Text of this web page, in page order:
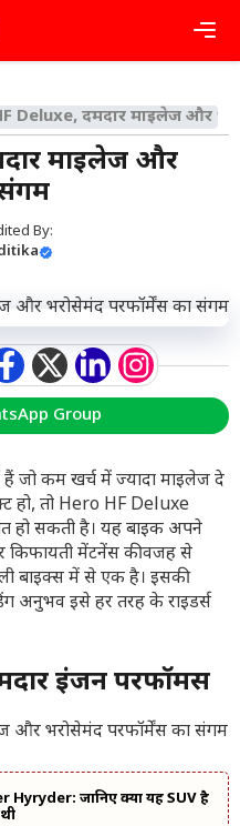
Deluxe, दमदार माइलेज और
माइलेज और
By:
Group
जो कम खर्च में ज्यादा माइलेज दे
हो, तो Hero HF Deluxe
हो सकती है। यह बाइक अपने
किफायती मेंटनेंस की वजह से
बाइक्स में से एक है। इसकी
अनुभव इसे हर तरह के राइडर्स
इंजन परफॉर्मेंस
जानिए क्यों यह SUV है